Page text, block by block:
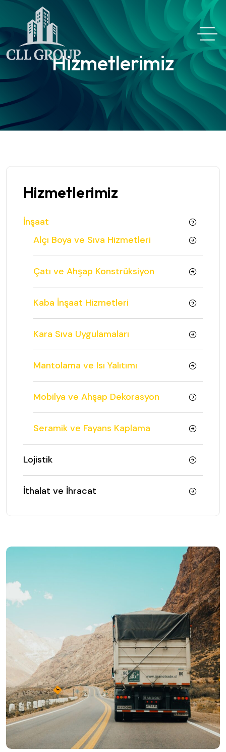
Hizmetlerimiz
Hizmetlerimiz
İnşaat
Alçı Boya ve Sıva Hizmetleri
Çatı ve Ahşap Konstrüksiyon
Kaba İnşaat Hizmetleri
Kara Sıva Uygulamaları
Mantolama ve Isı Yalıtımı
Mobilya ve Ahşap Dekorasyon
Seramik ve Fayans Kaplama
Lojistik
İthalat ve İhracat